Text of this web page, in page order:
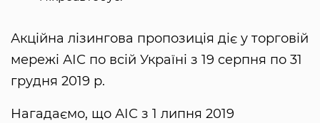
Акційна лізингова пропозиція діє у торговій
мережі АІС по всій Україні з 19 серпня по 31
грудня 2019 р.
Нагадаємо, що АІС з 1 липня 2019